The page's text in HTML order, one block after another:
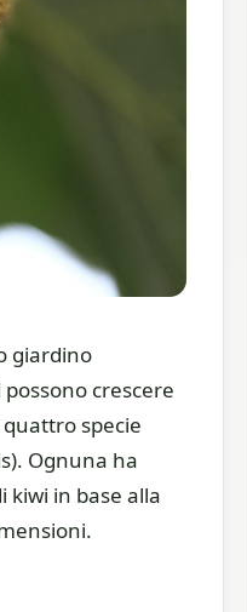
giardino
crescere
specie
Ognuna ha
kiwi in base alla